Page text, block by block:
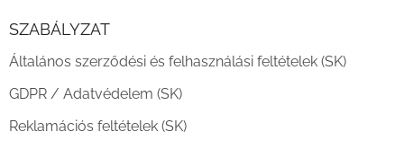
SZABÁLYZAT
Általános szerződési és felhasználási feltételek (SK)
GDPR / Adatvédelem (SK)
Reklamációs feltételek (SK)